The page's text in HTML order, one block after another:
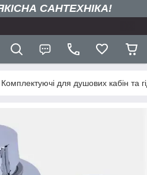
САНТЕХНІКА!
Комплектуючі для душових кабін та